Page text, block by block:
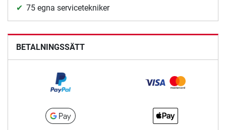
75 egna servicetekniker
BETALNINGSSÄTT